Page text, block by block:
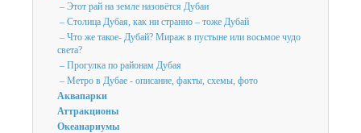
– Этот рай на земле назовётся Дубаи
– Столица Дубая, как ни странно – тоже Дубай
– Что же такое- Дубай? Мираж в пустыне или восьмое чудо
света?
– Прогулка по районам Дубая
– Метро в Дубае - описание, факты, схемы, фото
Аквапарки
Аттракционы
Океанариумы